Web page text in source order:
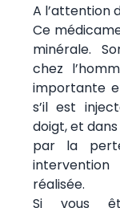
A l’attention
Ce
minérale.
chez
importante
s’il est
doigt, et
par la
réalisée.
Si vous